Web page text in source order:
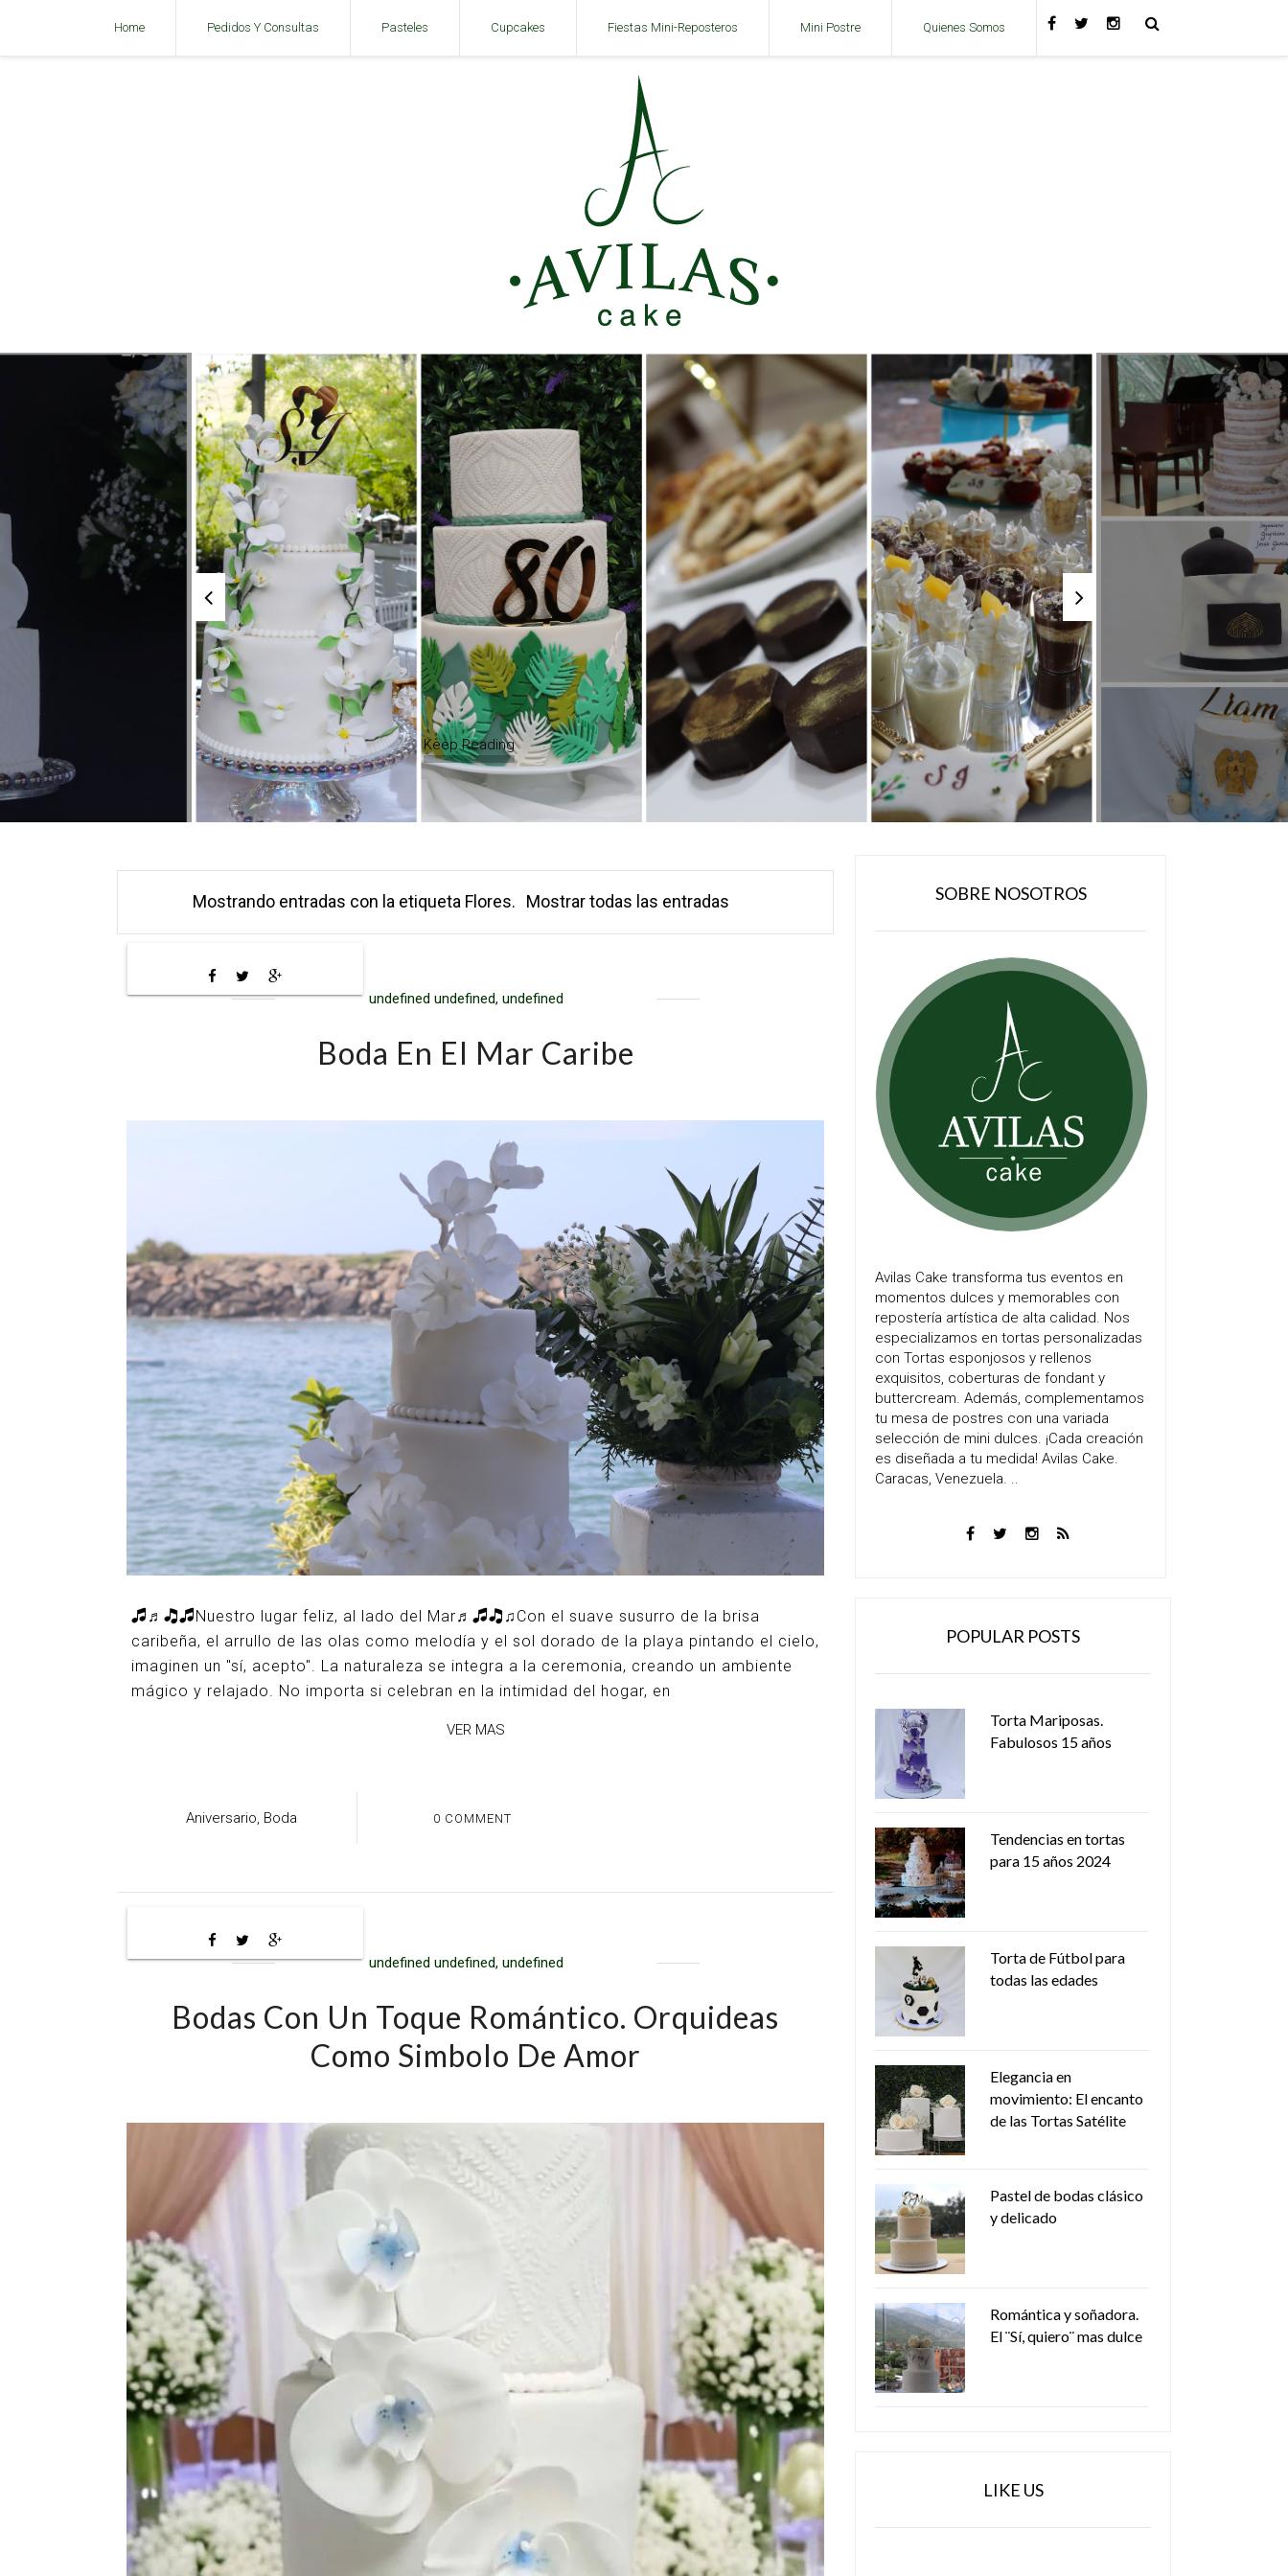
Home Pedidos Y Consultas Pasteles Cupcakes Fiestas Mini-Reposteros Mini Postre Quienes Somos
Keep Reading
Mostrando entradas con la etiqueta Flores. Mostrar todas las entradas
undefined undefined, undefined
Boda En El Mar Caribe
🎜♬🎝🎜Nuestro lugar feliz, al lado del Mar♬🎜🎝♫Con el suave susurro de la brisa
caribeña, el arrullo de las olas como melodía y el sol dorado de la playa pintando el cielo,
imaginen un "sí, acepto". La naturaleza se integra a la ceremonia, creando un ambiente
mágico y relajado. No importa si celebran en la intimidad del hogar, en
VER MAS
Aniversario, Boda 0 COMMENT
undefined undefined, undefined
Bodas Con Un Toque Romántico. Orquideas
Como Simbolo De Amor
SOBRE NOSOTROS
Avilas Cake transforma tus eventos en
momentos dulces y memorables con
repostería artística de alta calidad. Nos
especializamos en tortas personalizadas
con Tortas esponjosos y rellenos
exquisitos, coberturas de fondant y
buttercream. Además, complementamos
tu mesa de postres con una variada
selección de mini dulces. ¡Cada creación
es diseñada a tu medida! Avilas Cake.
Caracas, Venezuela. ..
POPULAR POSTS
Torta Mariposas.
Fabulosos 15 años
Tendencias en tortas
para 15 años 2024
Torta de Fútbol para
todas las edades
Elegancia en
movimiento: El encanto
de las Tortas Satélite
Pastel de bodas clásico
y delicado
Romántica y soñadora.
El ¨Sí, quiero¨ mas dulce
LIKE US